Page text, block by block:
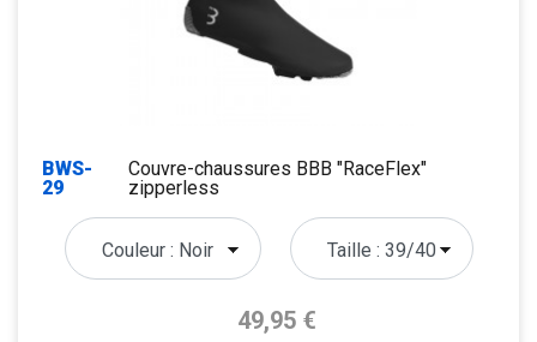
BWS-
29
Couvre-chaussures BBB "RaceFlex"
zipperless
Prix de base
49,95 €